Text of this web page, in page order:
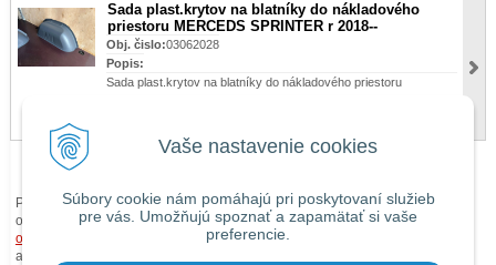
Vaše nastavenie cookies
Súbory cookie nám pomáhajú pri poskytovaní služieb
pre vás. Umožňujú spoznať a zapamätať si vaše
preferencie.
Sada plast.krytov na blatníky do nákladového
priestoru MERCEDS SPRINTER r 2018--
Obj. čislo:03062028
Popis:
Sada plast.krytov na blatníky do nákladového priestoru
Pri zaslaní tovaru mimo územia Slovenskej republiky budú ku každej
objednávke prirátanénáklady na dopravu mimo územia SR podľa
obchodných podmienok
. O cene Vás budeme vopred informovať telefonicky
alebo e-mailom.